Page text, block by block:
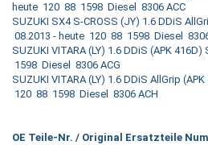
heute 120 88 1598 Diesel 8306 ACC
SUZUKI SX4 S-CROSS (JY) 1.6 DDiS
08.2013 - heute 120 88 1598 Diesel
SUZUKI VITARA (LY) 1.6 DDiS (APK
1598 Diesel 8306 ACG
SUZUKI VITARA (LY) 1.6 DDiS AllGrip
120 88 1598 Diesel 8306 ACH
OE Teile-Nr. / Original Ersatzteile